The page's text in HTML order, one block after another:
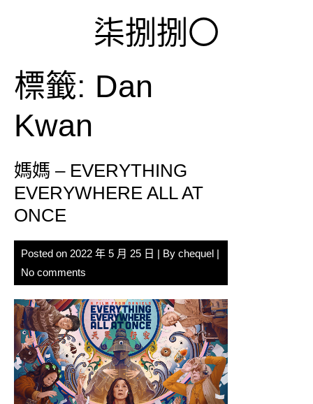
柒捌捌〇
標籤: Dan
Kwan
媽媽 – EVERYTHING
EVERYWHERE ALL AT
ONCE
Posted on 2022 年 5 月 25 日 | By chequel |
No comments